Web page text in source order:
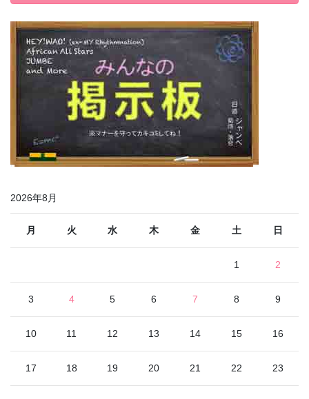
2026年8月
月 火 水 木 金 土 日
1 2
3 4 5 6 7 8 9
10 11 12 13 14 15 16
17 18 19 20 21 22 23